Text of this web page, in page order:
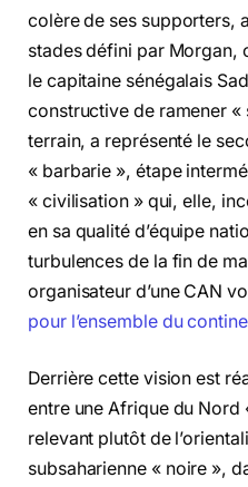
colère de ses supporters,
stades défini par Morgan,
le capitaine sénégalais
constructive de ramener «
terrain, a représenté le
« barbarie », étape
« civilisation » qui, elle,
en sa qualité d’équipe
turbulences de la fin de
organisateur d’une CAN
pour l’ensemble du
Derrière cette vision est
entre une Afrique du
relevant plutôt de
subsaharienne « noire »,